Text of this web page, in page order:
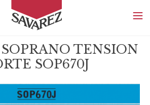
SAVAREZ
TENSION
SOP670J